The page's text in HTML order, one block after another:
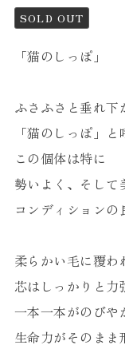
SOLD OUT
「猫のしっぽ」
ふさふさと垂れ下
「猫のしっぽ」
この個体は特に
勢いよく、そして
コンディションの
柔らかい毛に覆わ
芯はしっかりと力
一本一本がのびや
生命力がそのまま